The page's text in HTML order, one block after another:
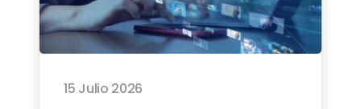
15 Julio 2026